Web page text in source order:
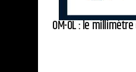
OM-OL : le